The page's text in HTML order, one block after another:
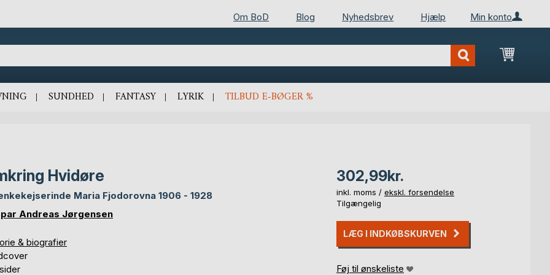
Min konto
Om BoD Blog Nyhedsbrev Hjælp
Min
SUNDHED FANTASY LYRIK TILBUD E-BØGER %
Hvidøre
Maria Fjodorovna 1906 - 1928
Andreas Jørgensen
& biografier
302,99kr.
inkl. moms / ekskl. forsendelse
Tilgængelig
LÆG I INDKØBSKURVEN
Føj til ønskeliste